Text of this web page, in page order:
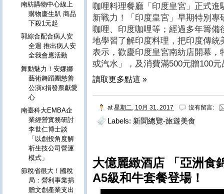
咖哩料理餐廳「印度皇宮」正式
新戰力！「印度皇宮」早期特別
咖哩、印度咖哩等；經過多年籌
地學習了解印度料理，把印度傳
表示，歡慶印度皇宮南紡店開幕
或汽水」，及消費滿500元贈100
讀取更多點這 »
at星期二, 10月 31, 2017 沒有留言:
Labels: 新聞總覽-旅遊美食
大億麗緻酒店 「亞洲食
A5級和牛套餐登場！
南紡購物中心線上
購物慶生趴 商品
下殺1元起
郭綜合配合病人安
全週 推出病人安
全我會應活動
舞動魅力！安娜娜
藝術舞蹈團慈善
公演x捐發票獻愛
心
南臺科大EMBA企
業經營實務研討
李世仁博士談
「以創投角度解
析生技公司營運
模式」
節稅省很大！國稅
局：營利事業捐
贈文創產業支出